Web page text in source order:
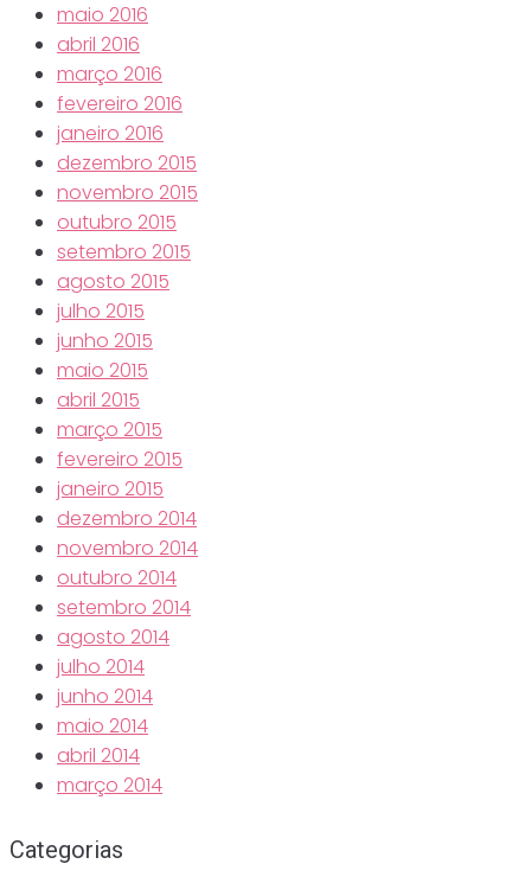
maio 2016
abril 2016
março 2016
fevereiro 2016
janeiro 2016
dezembro 2015
novembro 2015
outubro 2015
setembro 2015
agosto 2015
julho 2015
junho 2015
maio 2015
abril 2015
março 2015
fevereiro 2015
janeiro 2015
dezembro 2014
novembro 2014
outubro 2014
setembro 2014
agosto 2014
julho 2014
junho 2014
maio 2014
abril 2014
março 2014
Categorias